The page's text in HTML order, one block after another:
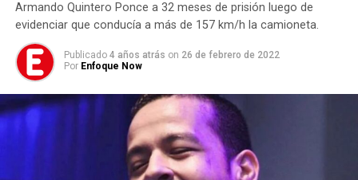
Armando Quintero Ponce a 32 meses de prisión luego de
evidenciar que conducía a más de 157 km/h la camioneta.
Publicado 4 años atrás on 26 de febrero de 2022
Por Enfoque Now